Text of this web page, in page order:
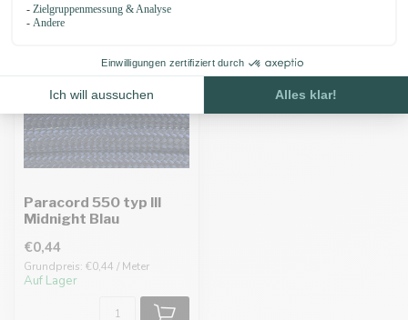
Paracord 550 typ III
Midnight Blau
€0,44
Grundpreis: €0,44 / Meter
Auf Lager